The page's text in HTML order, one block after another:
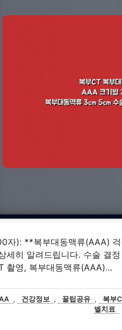
자): **복부대동맥류(AAA)
세히 알려드립니다. 수술
촬영, 복부대동맥류(AAA)…
, 건강정보 , 꿀팁공유 , 복부
별치료